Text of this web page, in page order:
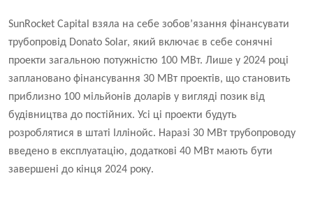
SunRocket Capital взяла на себе зобов’язання фінансувати
трубопровід Donato Solar, який включає в себе сонячні
проекти загальною потужністю 100 МВт. Лише у 2024 році
заплановано фінансування 30 МВт проектів, що становить
приблизно 100 мільйонів доларів у вигляді позик від
будівництва до постійних. Усі ці проекти будуть
розроблятися в штаті Іллінойс. Наразі 30 МВт трубопроводу
введено в експлуатацію, додаткові 40 МВт мають бути
завершені до кінця 2024 року.